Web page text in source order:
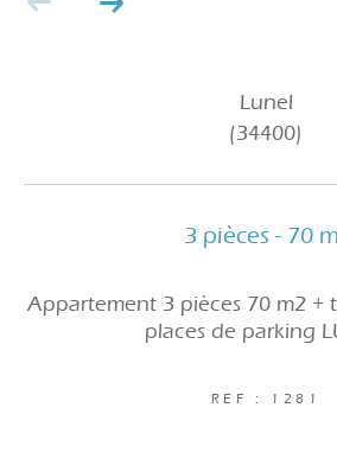
Lunel
(34400)
3 pièces - 70
Appartement 3 pièces 70 m2 +
places de parking
REF : 1281